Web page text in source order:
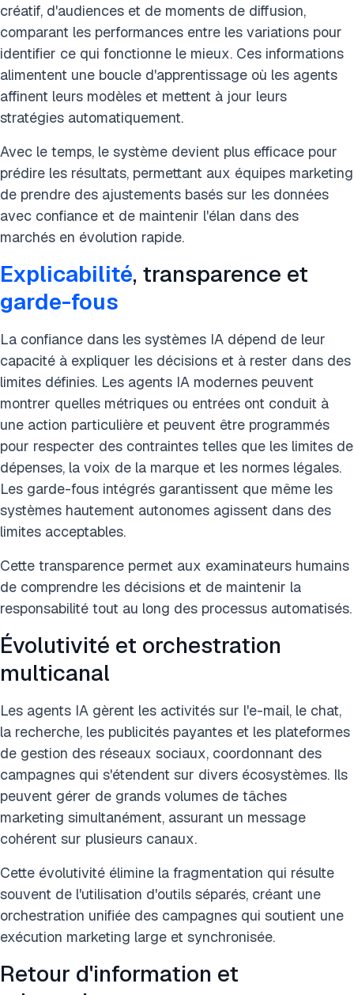
créatif, d'audiences et de moments de diffusion,
comparant les performances entre les variations pour
identifier ce qui fonctionne le mieux. Ces informations
alimentent une boucle d'apprentissage où les agents
affinent leurs modèles et mettent à jour leurs
stratégies automatiquement.
Avec le temps, le système devient plus efficace pour
prédire les résultats, permettant aux équipes marketing
de prendre des ajustements basés sur les données
avec confiance et de maintenir l'élan dans des
marchés en évolution rapide.
Explicabilité, transparence et
garde-fous
La confiance dans les systèmes IA dépend de leur
capacité à expliquer les décisions et à rester dans des
limites définies. Les agents IA modernes peuvent
montrer quelles métriques ou entrées ont conduit à
une action particulière et peuvent être programmés
pour respecter des contraintes telles que les limites de
dépenses, la voix de la marque et les normes légales.
Les garde-fous intégrés garantissent que même les
systèmes hautement autonomes agissent dans des
limites acceptables.
Cette transparence permet aux examinateurs humains
de comprendre les décisions et de maintenir la
responsabilité tout au long des processus automatisés.
Évolutivité et orchestration
multicanal
Les agents IA gèrent les activités sur l'e-mail, le chat,
la recherche, les publicités payantes et les plateformes
de gestion des réseaux sociaux, coordonnant des
campagnes qui s'étendent sur divers écosystèmes. Ils
peuvent gérer de grands volumes de tâches
marketing simultanément, assurant un message
cohérent sur plusieurs canaux.
Cette évolutivité élimine la fragmentation qui résulte
souvent de l'utilisation d'outils séparés, créant une
orchestration unifiée des campagnes qui soutient une
exécution marketing large et synchronisée.
Retour d'information et